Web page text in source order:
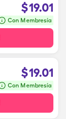
$19.01
Con Membresía
$19.01
Con Membresía